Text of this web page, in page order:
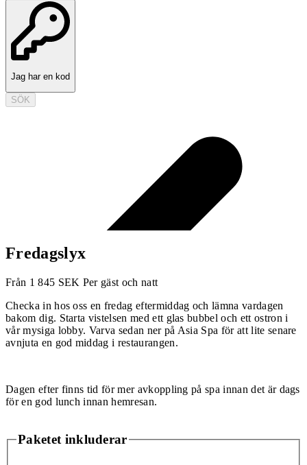
Jag har en kod
SÖK
Fredagslyx
Från 1 845 SEK Per gäst och natt
Checka in hos oss en fredag eftermiddag och lämna vardagen
bakom dig. Starta vistelsen med ett glas bubbel och ett ostron i
vår mysiga lobby. Varva sedan ner på Asia Spa för att lite senare
avnjuta en god middag i restaurangen.
Dagen efter finns tid för mer avkoppling på spa innan det är dags
för en god lunch innan hemresan.
Paketet inkluderar